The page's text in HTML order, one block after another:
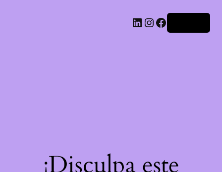
LinkedIn
Instagram
Facebook
¡Disculpa este